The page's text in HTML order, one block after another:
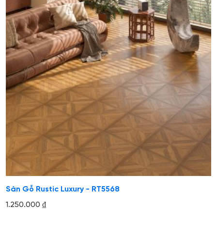
Sàn Gỗ Rustic Luxury - RT5568
1.250.000 ₫